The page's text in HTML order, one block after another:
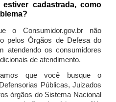
cadastrada, como
o Consumidor.gov.br não
pelos Órgãos de Defesa do
atendendo os consumidores
de atendimento.
que você busque o
Públicas, Juizados
órgãos do Sistema Nacional